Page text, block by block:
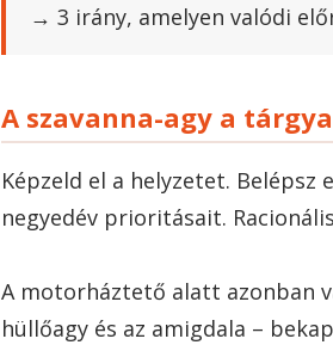
→ 3 irány, amelyen valódi
A szavanna-agy a
Képzeld el a helyzetet. Belépsz
negyedév prioritásait.
A motorháztető alatt azonban
hüllőagy és az amigdala –